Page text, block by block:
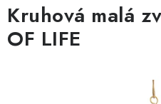
ČOKOLÁDA
MATÉ, ROOIBOS A
Kruhová malá
OF LIFE